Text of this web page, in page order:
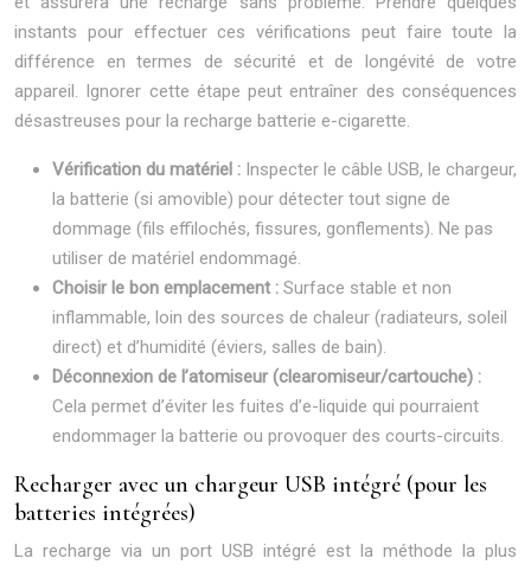
instants pour effectuer ces vérifications peut faire toute la
différence en termes de sécurité et de longévité de votre
appareil. Ignorer cette étape peut entraîner des conséquences
désastreuses pour la recharge batterie e-cigarette.
Vérification du matériel : Inspecter le câble USB, le chargeur,
la batterie (si amovible) pour détecter tout signe de
dommage (fils effilochés, fissures, gonflements). Ne pas
utiliser de matériel endommagé.
Choisir le bon emplacement : Surface stable et non
inflammable, loin des sources de chaleur (radiateurs, soleil
direct) et d’humidité (éviers, salles de bain).
Déconnexion de l’atomiseur (clearomiseur/cartouche) :
Cela permet d’éviter les fuites d’e-liquide qui pourraient
endommager la batterie ou provoquer des courts-circuits.
Recharger avec un chargeur USB intégré (pour les
batteries intégrées)
La recharge via un port USB intégré est la méthode la plus